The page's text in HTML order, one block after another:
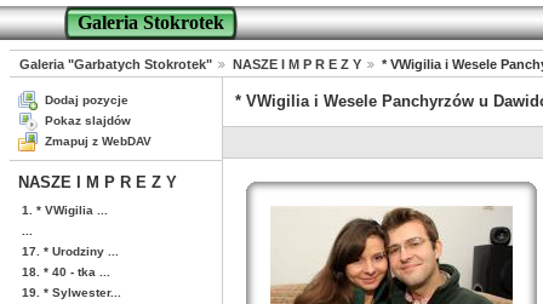
Galeria Stokrotek
Galeria "Garbatych Stokrotek" NASZE I M P R E Z Y * VWigilia i Wesele
Dodaj pozycje
Pokaz slajdów
Zmapuj z WebDAV
NASZE I M P R E Z Y
1. * VWigilia ...
17. * Urodziny ...
18. * 40 - tka ...
19. * Sylwester...
* VWigilia i Wesele Panchyrzów u